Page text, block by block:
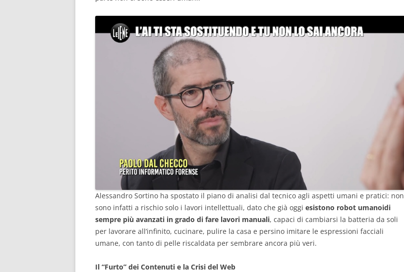
Alessandro Sortino ha spostato il piano di analisi dal tecnico agli aspetti umani e pratici: non
sono infatti a rischio solo i lavori intellettuali, dato che già oggi esistono robot umanoidi
sempre più avanzati in grado di fare lavori manuali, capaci di cambiarsi la batteria da soli
per lavorare all’infinito, cucinare, pulire la casa e persino imitare le espressioni facciali
umane, con tanto di pelle riscaldata per sembrare ancora più veri.
Il “Furto” dei Contenuti e la Crisi del Web